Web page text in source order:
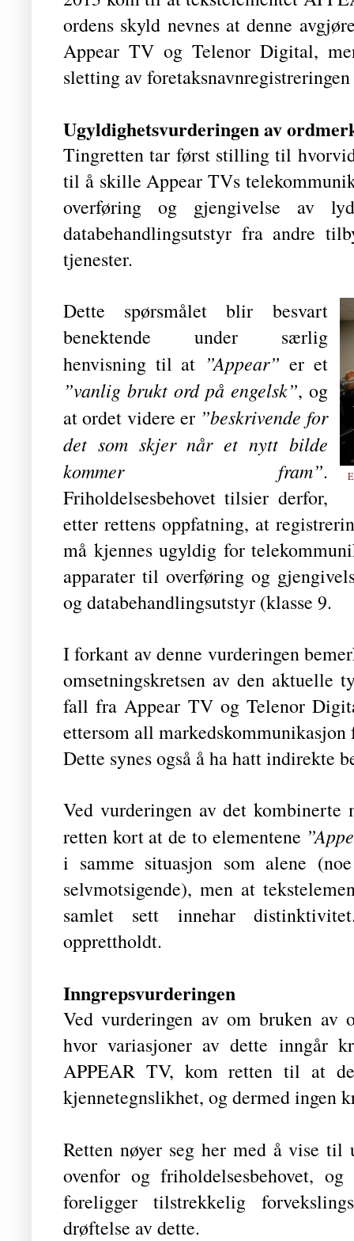
ordens skyld nevnes at denne
Appear TV og Telenor Digital,
sletting av
Ugyldighetsvurderingen av
Tingretten tar først stilling til
til å skille Appear TVs
overføring og gjengivelse av
databehandlingsutstyr fra andre
tjenester.
Dette spørsmålet blir besvart
benektende under særlig
henvisning til at ”Appear” er et
”vanlig brukt ord på engelsk”, og
at ordet videre er ”beskrivende for
det som skjer når et nytt bilde
kommer fram”.
Friholdelsesbehovet tilsier derfor,
etter rettens oppfatning, at
må kjennes ugyldig for
apparater til overføring og
og databehandlingsutstyr (klasse 9.
I forkant av denne vurderingen
omsetningskretsen av den aktuelle
fall fra Appear TV og Telenor
ettersom all markedskommunikasjon
Dette synes også å ha hatt indirekte
Ved vurderingen av det
retten kort at de to elementene
i samme situasjon som alene
selvmotsigende), men at
samlet sett innehar
opprettholdt.
Inngrepsvurderingen
Ved vurderingen av om bruken av
hvor variasjoner av dette inngår
APPEAR TV, kom retten til at
kjennetegnslikhet, og dermed ingen
Retten nøyer seg her med å vise
ovenfor og friholdelsesbehovet,
foreligger tilstrekkelig
drøftelse av dette.